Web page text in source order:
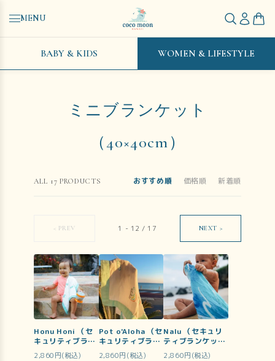
MENU
BABY & KIDS WOMEN & LIFESTYLE
ミニブランケット
（40×40cm）
ALL 17 PRODUCTS おすすめ順 価格順 新着順
< PREV 1 - 12 / 17 NEXT >
Honu Honi （セ
キュリティブラン
ケット）
2,860円(税込)
Pot o'Aloha （セ
キュリティブラン
ケット）
2,860円(税込)
Nalu （セキュリ
ティブランケッ
ト）
2,860円(税込)